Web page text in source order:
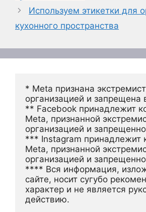
Используем этикетки для
кухонного пространства
* Meta признана
организацией и запрещена
** Facebook принадлежит
Meta, признанной
организацией и
*** Instagram принадлежит
Meta, признанной
организацией и
**** Вся информация,
сайте, носит сугубо
характер и не является
действию.